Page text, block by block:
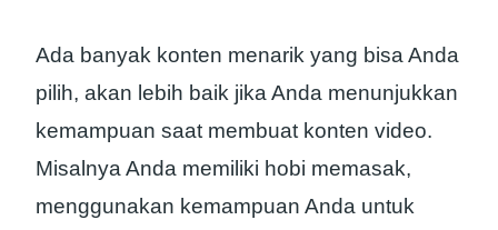
Ada banyak konten menarik yang bisa Anda
pilih, akan lebih baik jika Anda menunjukkan
kemampuan saat membuat konten video.
Misalnya Anda memiliki hobi memasak,
menggunakan kemampuan Anda untuk